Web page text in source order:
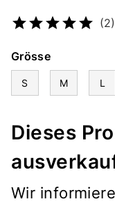
(2)
Grösse
S M L
Dieses
Wir